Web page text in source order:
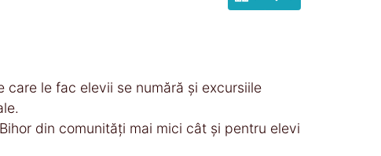
le fac elevii se numără și excursiile
din comunități mai mici cât și pentru elevi